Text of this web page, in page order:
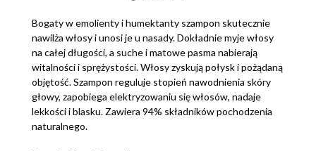
Bogaty w emolienty i humektanty szampon skutecznie
nawilża włosy i unosi je u nasady. Dokładnie myje włosy
na całej długości, a suche i matowe pasma nabierają
witalności i sprężystości. Włosy zyskują połysk i pożądaną
objętość. Szampon reguluje stopień nawodnienia skóry
głowy, zapobiega elektryzowaniu się włosów, nadaje
lekkości i blasku. Zawiera 94% składników pochodzenia
naturalnego.